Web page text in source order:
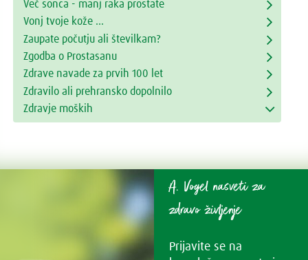
Več sonca - manj raka prostate
Vonj tvoje kože ...
Zaupate počutju ali številkam?
Zgodba o Prostasanu
Zdrave navade za prvih 100 let
Zdravilo ali prehransko dopolnilo
Zdravje moških
A. Vogel nasveti za
zdravo življenje
Prijavite se na